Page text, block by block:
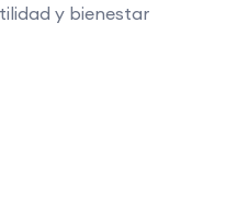
y bienestar